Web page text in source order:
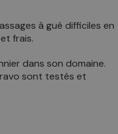
à gué difficiles en
frais.
dans son domaine.
sont testés et